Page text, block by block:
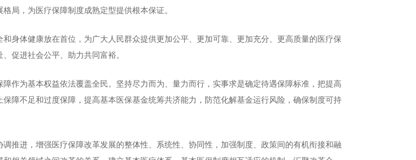
局，为医疗保障制度成熟定型提供根本保证。
体健康放在首位，为广大人民群众提供更加公平、更加可靠、更加充分、更高质量的医疗保
促进社会公平、助力共同富裕。
为基本权益依法覆盖全民。坚持尽力而为、量力而行，实事求是确定待遇保障标准，把提高
障不足和过度保障，提高基本医保基金统筹共济能力，防范化解基金运行风险，确保制度可持
进，增强医疗保障改革发展的整体性、系统性、协同性，加强制度、政策间的有机衔接和融